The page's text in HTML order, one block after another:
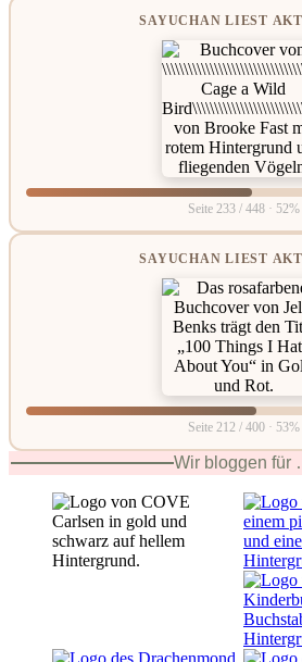
SAYUCHAN LIEST
Seite 233 / 448 · 52%
SAYUCHAN LIEST
Seite 212 / 400 · 53%
Wir bloggen für